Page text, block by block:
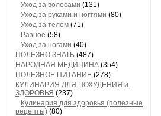
Уход за волосами (131)
Уход за руками и ногтями (80)
Уход за телом (71)
Разное (58)
Уход за ногами (40)
ПОЛЕЗНО ЗНАТЬ (487)
НАРОДНАЯ МЕДИЦИНА (354)
ПОЛЕЗНОЕ ПИТАНИЕ (278)
КУЛИНАРИЯ ДЛЯ ПОХУДЕНИЯ и
ЗДОРОВЬЯ (237)
Кулинария для здоровья (полезные
рецепты) (80)